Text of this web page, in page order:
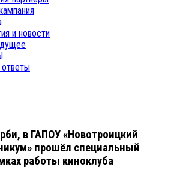
и новости
в ГАПОУ «Новотроицкий
прошёл специальный
работы киноклуба